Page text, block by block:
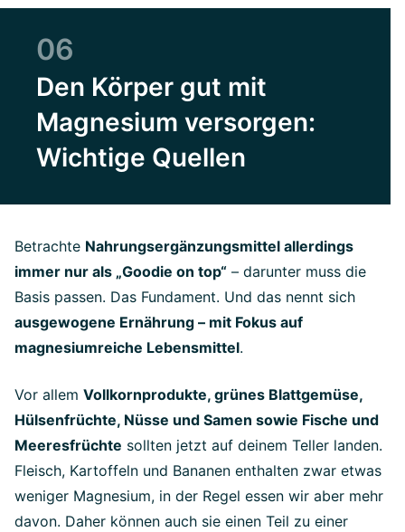
06
Den Körper gut mit
Magnesium versorgen:
Wichtige Quellen
Betrachte Nahrungsergänzungsmittel allerdings
immer nur als „Goodie on top“ – darunter muss die
Basis passen. Das Fundament. Und das nennt sich
ausgewogene Ernährung – mit Fokus auf
magnesiumreiche Lebensmittel.
Vor allem Vollkornprodukte, grünes Blattgemüse,
Hülsenfrüchte, Nüsse und Samen sowie Fische und
Meeresfrüchte sollten jetzt auf deinem Teller landen.
Fleisch, Kartoffeln und Bananen enthalten zwar etwas
weniger Magnesium, in der Regel essen wir aber mehr
davon. Daher können auch sie einen Teil zu einer